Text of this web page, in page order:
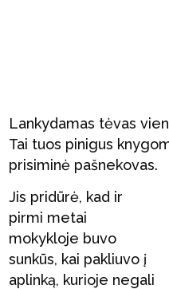
Lankydamas tėvas
Tai tuos pinigus
prisiminė pašnekovas.
Jis pridūrė, kad ir
pirmi metai
mokykloje buvo
sunkūs, kai pakliuvo į
aplinką, kurioje negali